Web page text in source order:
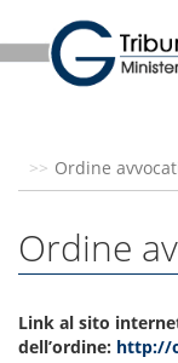
Ordine
Ordine
Link al sito
dell’ordine: http://